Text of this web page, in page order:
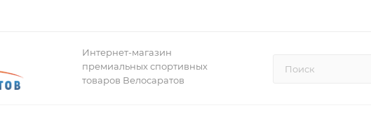
Интернет-магазин
премиальных спортивных
товаров Велосаратов